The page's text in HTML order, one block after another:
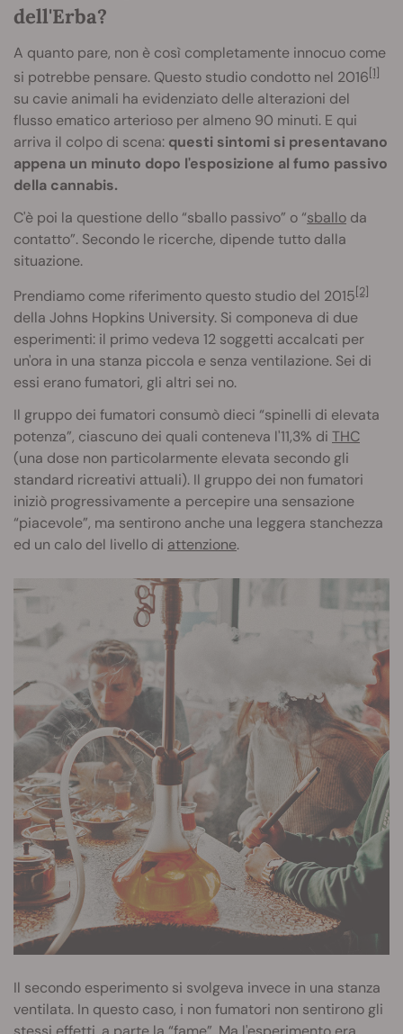
dell'Erba?
A quanto pare, non è così completamente innocuo come
si potrebbe pensare. Questo studio condotto nel 2016[1]
su cavie animali ha evidenziato delle alterazioni del
flusso ematico arterioso per almeno 90 minuti. E qui
arriva il colpo di scena: questi sintomi si presentavano
appena un minuto dopo l'esposizione al fumo passivo
della cannabis.
C'è poi la questione dello “sballo passivo” o “sballo da
contatto”. Secondo le ricerche, dipende tutto dalla
situazione.
Prendiamo come riferimento questo studio del 2015[2]
della Johns Hopkins University. Si componeva di due
esperimenti: il primo vedeva 12 soggetti accalcati per
un'ora in una stanza piccola e senza ventilazione. Sei di
essi erano fumatori, gli altri sei no.
Il gruppo dei fumatori consumò dieci “spinelli di elevata
potenza”, ciascuno dei quali conteneva l'11,3% di THC
(una dose non particolarmente elevata secondo gli
standard ricreativi attuali). Il gruppo dei non fumatori
iniziò progressivamente a percepire una sensazione
“piacevole”, ma sentirono anche una leggera stanchezza
ed un calo del livello di attenzione.
Il secondo esperimento si svolgeva invece in una stanza
ventilata. In questo caso, i non fumatori non sentirono gli